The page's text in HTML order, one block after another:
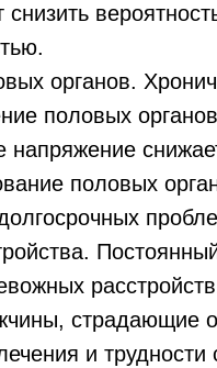
органов.
половых
напряжение
половых
страдающие
и